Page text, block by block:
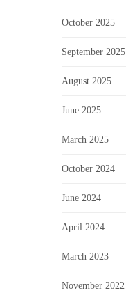
October 2025
September 2025
August 2025
June 2025
March 2025
October 2024
June 2024
April 2024
March 2023
November 2022